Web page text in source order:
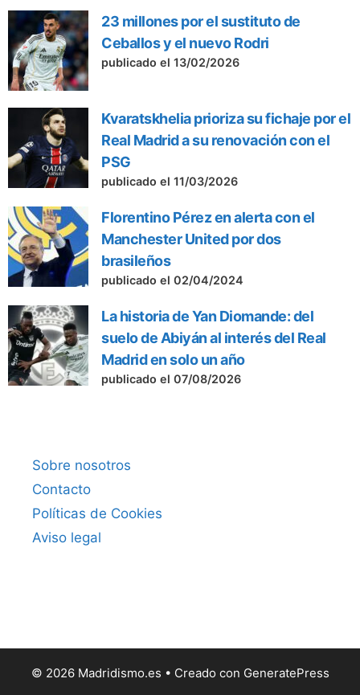
23 millones por el sustituto de
Ceballos y el nuevo Rodri
publicado el 13/02/2026
Kvaratskhelia prioriza su fichaje por el
Real Madrid a su renovación con el
PSG
publicado el 11/03/2026
Florentino Pérez en alerta con el
Manchester United por dos
brasileños
publicado el 02/04/2024
La historia de Yan Diomande: del
suelo de Abiyán al interés del Real
Madrid en solo un año
publicado el 07/08/2026
Sobre nosotros
Contacto
Políticas de Cookies
Aviso legal
© 2026 Madridismo.es • Creado con GeneratePress